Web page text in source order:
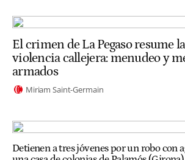
El crimen de La Pegaso resume
violencia callejera: menudeo y
armados
Miriam Saint-Germain
Detienen a tres jóvenes por un robo con